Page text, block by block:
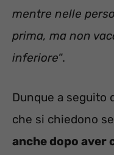
mentre nelle
prima, ma non
inferiore“.
Dunque a seguito
che si chiedono
anche dopo